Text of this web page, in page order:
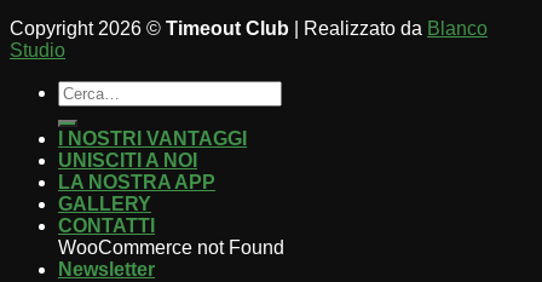
Copyright 2026 © Timeout Club | Realizzato da Blanco
Studio
I NOSTRI VANTAGGI
UNISCITI A NOI
LA NOSTRA APP
GALLERY
CONTATTI
WooCommerce not Found
Newsletter